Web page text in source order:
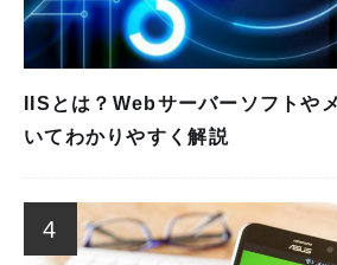
IISとは？Webサーバーソフトや
いてわかりやすく解説
4